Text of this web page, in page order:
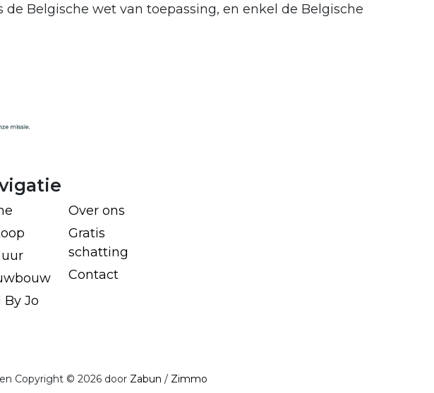
Belgische wet van toepassing, en enkel de Belgische
By Jo
Over ons
Gratis
schatting
Contact
Copyright © 2026 door Zabun / Zimmo